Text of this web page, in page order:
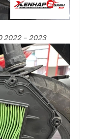
2022 – 2023